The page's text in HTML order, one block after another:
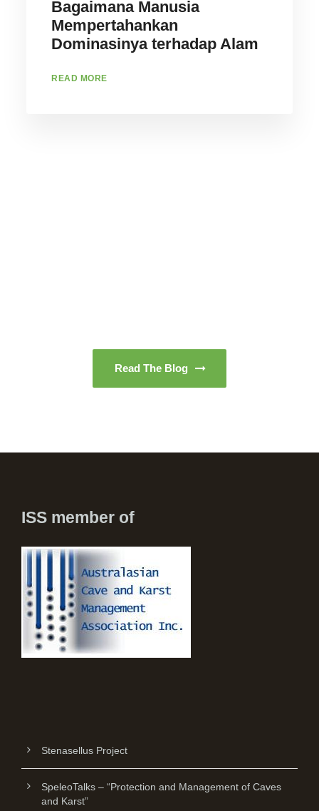
Bagaimana Manusia
Mempertahankan
Dominasinya terhadap Alam
READ MORE
Read The Blog
ISS member of
Stenasellus Project
SpeleoTalks – “Protection and Management of Caves
and Karst”